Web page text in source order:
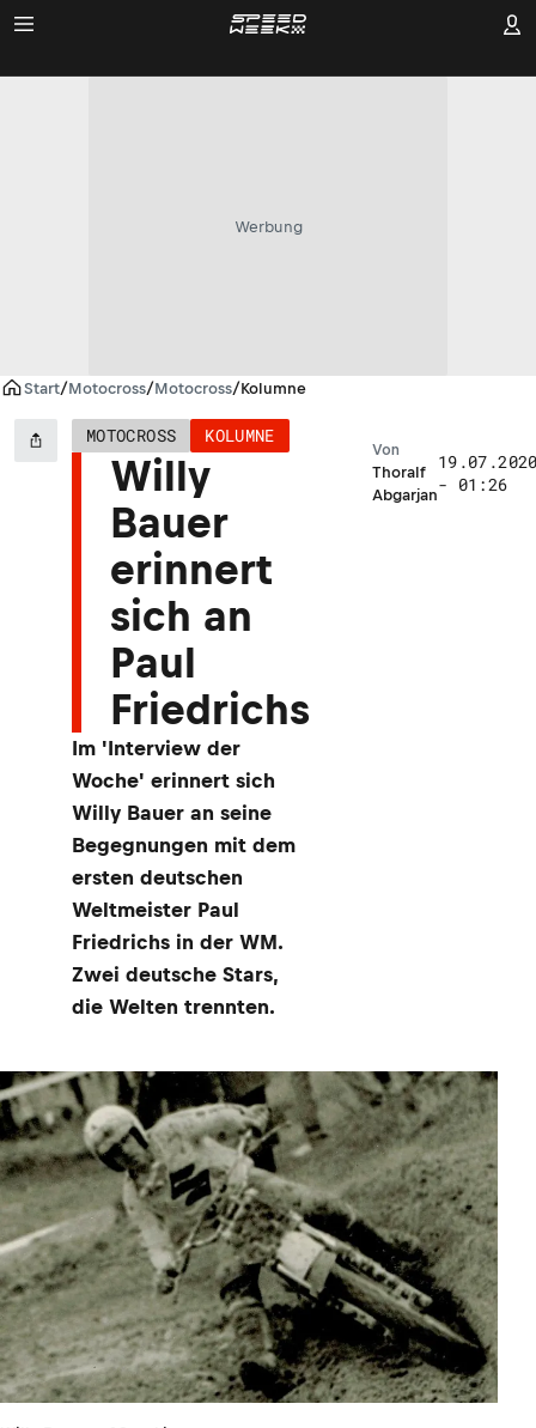
Werbung
Start/Motocross/Motocross/Kolumne
MOTOCROSS KOLUMNE
Willy
Bauer
erinnert
sich an
Paul
Friedrichs
Im 'Interview der
Woche' erinnert sich
Willy Bauer an seine
Begegnungen mit dem
ersten deutschen
Weltmeister Paul
Friedrichs in der WM.
Zwei deutsche Stars,
die Welten trennten.
Thoralf
Abgarjan
Von
- 01:26